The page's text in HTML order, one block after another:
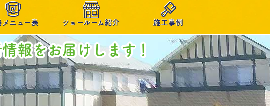
メニュー表 ショールーム紹介 施工事例
報をお届けします！